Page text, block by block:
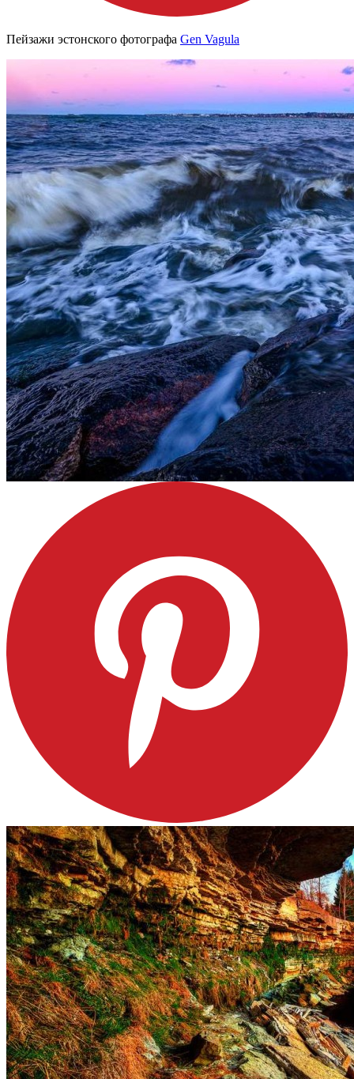
Пейзажи эстонского фотографа Gen Vagula